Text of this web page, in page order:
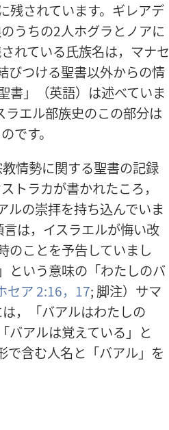
残されています。ギレアデ
うちの2人ホグラとノアに
れている氏族名は，マナセ
びつける聖書以外からの情
書」（英語）は述べていま
ラエル部族史のこの部分は
です。
情勢に関する聖書の記録
トラカが書かれたころ，
ルの崇拝を持ち込んでいま
は，イスラエルが悔い改
のことを予告していまし
という意味の「わたしのバ
セア 2:16，17; 脚注）サマ
，「バアルはわたしの
バアルは覚えている」と
で含む人名と「バアル」を